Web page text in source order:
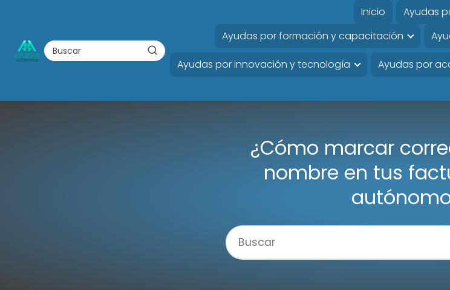
Inicio Ayudas
Ayudas por formación y capacitación
Ayudas por innovación y tecnología Ayudas por
¿Cómo marcar
nombre en tus